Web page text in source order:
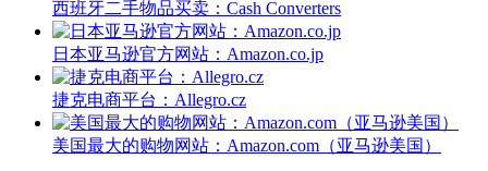
西班牙二手物品买卖：Cash Converters
日本亚马逊官方网站：Amazon.co.jp
捷克电商平台：Allegro.cz
美国最大的购物网站：Amazon.com（亚马逊美国）